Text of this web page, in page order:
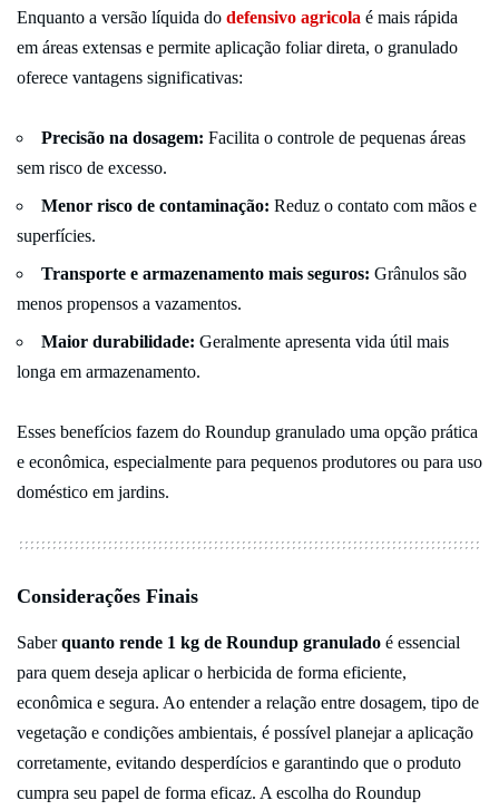
Enquanto a versão líquida do defensivo agricola é mais rápida
em áreas extensas e permite aplicação foliar direta, o granulado
oferece vantagens significativas:
Precisão na dosagem: Facilita o controle de pequenas áreas
sem risco de excesso.
Menor risco de contaminação: Reduz o contato com mãos e
superfícies.
Transporte e armazenamento mais seguros: Grânulos são
menos propensos a vazamentos.
Maior durabilidade: Geralmente apresenta vida útil mais
longa em armazenamento.
Esses benefícios fazem do Roundup granulado uma opção prática
e econômica, especialmente para pequenos produtores ou para uso
doméstico em jardins.
Considerações Finais
Saberquanto rende 1 kg de Roundup granulado é essencial
para quem deseja aplicar o herbicida de forma eficiente,
econômica e segura. Ao entender a relação entre dosagem, tipo de
vegetação e condições ambientais, é possível planejar a aplicação
corretamente, evitando desperdícios e garantindo que o produto
cumpra seu papel de forma eficaz. A escolha do Roundup